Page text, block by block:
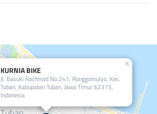
KURNIA BIKE
Jl. Basuki Rachmad No.241, Ronggomulyo, Kec.
Tuban, Kabupaten Tuban, Jawa Timur 62315,
Indonesia
×